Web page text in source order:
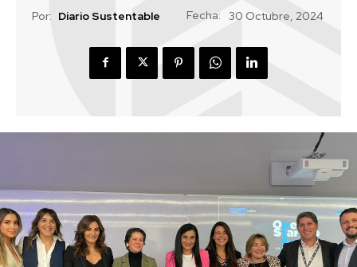
Por: Diario Sustentable Fecha: 30 Octubre, 2024